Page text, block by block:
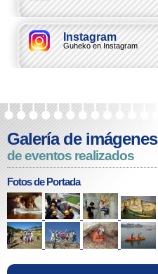
Instagram
Guheko en Instagram
Galería de imágenes
de eventos realizados
Fotos de Portada